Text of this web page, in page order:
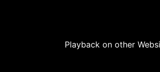
Playback on other